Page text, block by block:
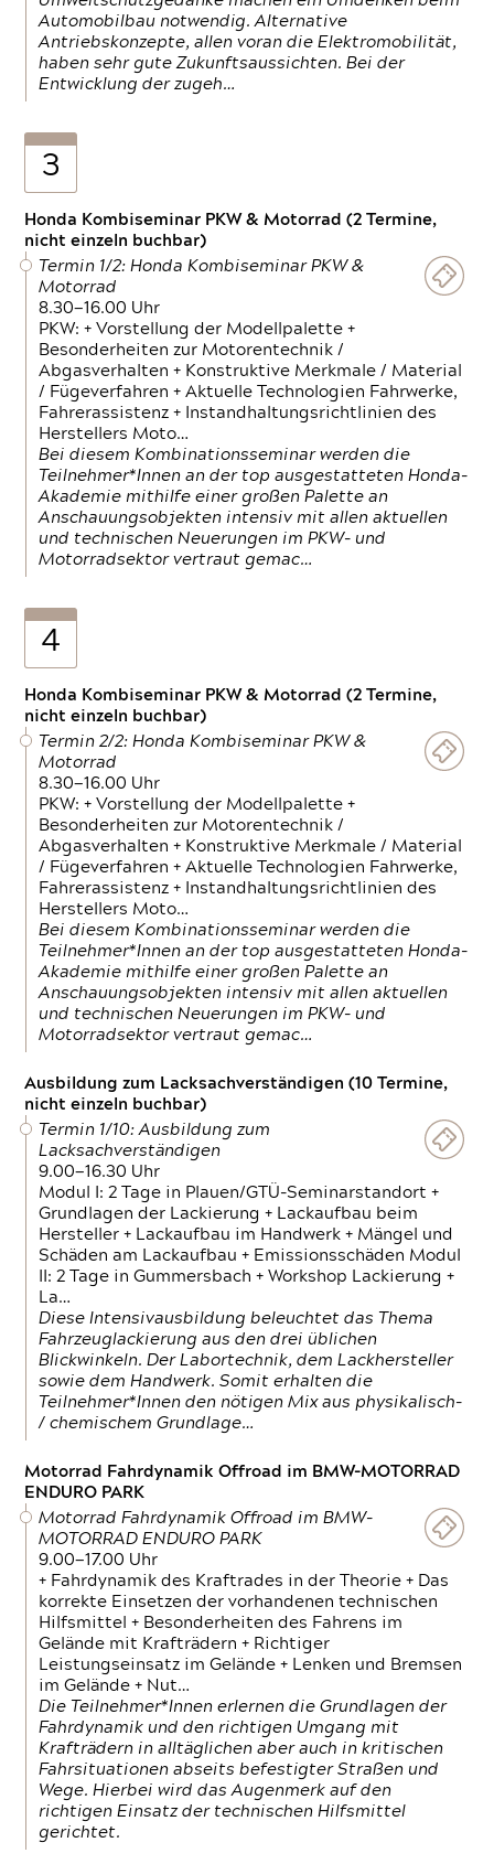
Automobilbau notwendig. Alternative
Antriebskonzepte, allen voran die Elektromobilität,
haben sehr gute Zukunftsaussichten. Bei der
Entwicklung der zugeh…
3
Honda Kombiseminar PKW & Motorrad (2 Termine,
nicht einzeln buchbar)
Termin 1/2: Honda Kombiseminar PKW &
Motorrad
8.30—16.00 Uhr
PKW: + Vorstellung der Modellpalette +
Besonderheiten zur Motorentechnik /
Abgasverhalten + Konstruktive Merkmale / Material
/ Fügeverfahren + Aktuelle Technologien Fahrwerke,
Fahrerassistenz + Instandhaltungsrichtlinien des
Herstellers Moto…
Bei diesem Kombinationsseminar werden die
Teilnehmer*Innen an der top ausgestatteten Honda-
Akademie mithilfe einer großen Palette an
Anschauungsobjekten intensiv mit allen aktuellen
und technischen Neuerungen im PKW- und
Motorradsektor vertraut gemac…
4
Honda Kombiseminar PKW & Motorrad (2 Termine,
nicht einzeln buchbar)
Termin 2/2: Honda Kombiseminar PKW &
Motorrad
8.30—16.00 Uhr
PKW: + Vorstellung der Modellpalette +
Besonderheiten zur Motorentechnik /
Abgasverhalten + Konstruktive Merkmale / Material
/ Fügeverfahren + Aktuelle Technologien Fahrwerke,
Fahrerassistenz + Instandhaltungsrichtlinien des
Herstellers Moto…
Bei diesem Kombinationsseminar werden die
Teilnehmer*Innen an der top ausgestatteten Honda-
Akademie mithilfe einer großen Palette an
Anschauungsobjekten intensiv mit allen aktuellen
und technischen Neuerungen im PKW- und
Motorradsektor vertraut gemac…
Ausbildung zum Lacksachverständigen (10 Termine,
nicht einzeln buchbar)
Termin 1/10: Ausbildung zum
Lacksachverständigen
9.00—16.30 Uhr
Modul I: 2 Tage in Plauen/GTÜ-Seminarstandort +
Grundlagen der Lackierung + Lackaufbau beim
Hersteller + Lackaufbau im Handwerk + Mängel und
Schäden am Lackaufbau + Emissionsschäden Modul
II: 2 Tage in Gummersbach + Workshop Lackierung +
La…
Diese Intensivausbildung beleuchtet das Thema
Fahrzeuglackierung aus den drei üblichen
Blickwinkeln. Der Labortechnik, dem Lackhersteller
sowie dem Handwerk. Somit erhalten die
Teilnehmer*Innen den nötigen Mix aus physikalisch-
/ chemischem Grundlage…
Motorrad Fahrdynamik Offroad im BMW-MOTORRAD
ENDURO PARK
Motorrad Fahrdynamik Offroad im BMW-
MOTORRAD ENDURO PARK
9.00—17.00 Uhr
+ Fahrdynamik des Kraftrades in der Theorie + Das
korrekte Einsetzen der vorhandenen technischen
Hilfsmittel + Besonderheiten des Fahrens im
Gelände mit Krafträdern + Richtiger
Leistungseinsatz im Gelände + Lenken und Bremsen
im Gelände + Nut…
Die Teilnehmer*Innen erlernen die Grundlagen der
Fahrdynamik und den richtigen Umgang mit
Krafträdern in alltäglichen aber auch in kritischen
Fahrsituationen abseits befestigter Straßen und
Wege. Hierbei wird das Augenmerk auf den
richtigen Einsatz der technischen Hilfsmittel
gerichtet.